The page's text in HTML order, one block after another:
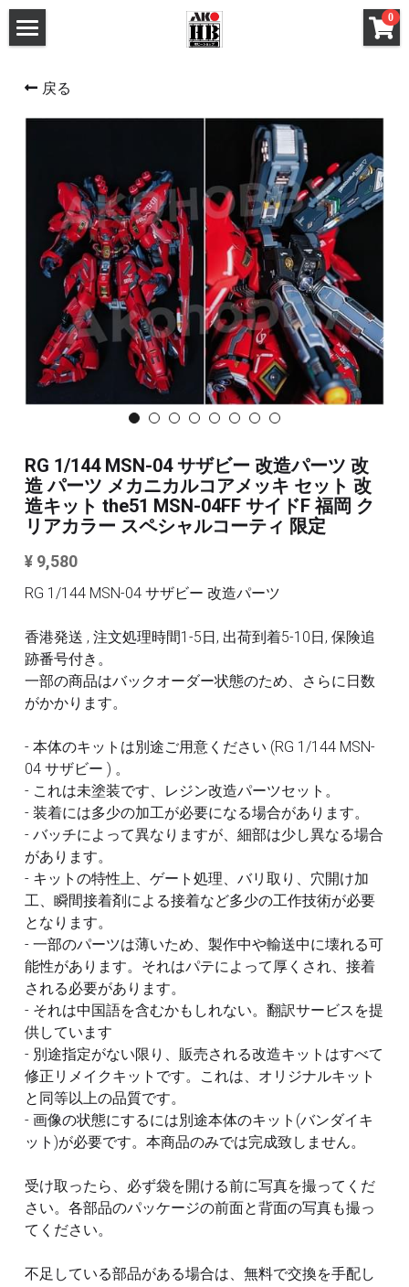
0
改造キット (PG/RG/HG/SD)
デカール
FAガール/メガミデ など 改造パーツ
FAガール/メガミデ など 塗装済パーツ
布服 着物
3Mサンディングスポンジ
FAQ /配送ポリシー
お問い合わせ
すべてのカテゴリー
メタルパーツ
MG と 1/100 改造キット
その他
SEED
UC
PG RG HG SD 改造キット
フレームアームズ ガール / メガミデバイス
改造パーツ
フレームアームズ ガール / メガミデバイス
塗装済パーツ
布服 着物
3Mサンディングスポンジ
デカール
その他 ツール
全商品のリスト
検索
戻る
RG 1/144 MSN-04 サザビー 改造パーツ 改
造 パーツ メカニカルコアメッキ セット 改
造キット the51 MSN-04FF サイドF 福岡 ク
リアカラー スペシャルコーティ 限定
¥ 9,580
RG 1/144 MSN-04 サザビー 改造パーツ
香港発送 , 注文処理時間1-5日, 出荷到着5-10日, 保険追
跡番号付き。
一部の商品はバックオーダー状態のため、さらに日数
がかかります。
- 本体のキットは別途ご用意ください (RG 1/144 MSN-
04 サザビー ) 。
- これは未塗装です、レジン改造パーツセット。
- 装着には多少の加工が必要になる場合があります。
- バッチによって異なりますが、細部は少し異なる場合
があります。
- キットの特性上、ゲート処理、バリ取り、穴開け加
工、瞬間接着剤による接着など多少の工作技術が必要
となります。
- 一部のパーツは薄いため、製作中や輸送中に壊れる可
能性があります。それはパテによって厚くされ、接着
される必要があります。
- それは中国語を含むかもしれない。翻訳サービスを提
供しています
- 別途指定がない限り、販売される改造キットはすべて
修正リメイクキットです。これは、オリジナルキット
と同等以上の品質です。
- 画像の状態にするには別途本体のキット(バンダイキ
ット)が必要です。本商品のみでは完成致しません。
受け取ったら、必ず袋を開ける前に写真を撮ってくだ
さい。各部品のパッケージの前面と背面の写真も撮っ
てください。
不足している部品がある場合は、無料で交換を手配し
×
ストアカテゴリー
すべてのカテゴリー
MG と 1/100 改造キット
PG RG HG SD 改造キット
フレームアームズ ガール / メガミデバイス 改造
パーツ
フレームアームズ ガール / メガミデバイス 塗装
済パーツ
布服 着物
3Mサンディングスポンジ
デカール
その他 ツール